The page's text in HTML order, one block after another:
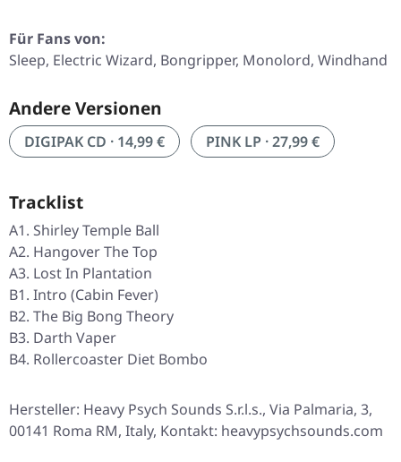
Für Fans von:
Sleep, Electric Wizard, Bongripper, Monolord, Windhand
Andere Versionen
DIGIPAK CD · 14,99 € PINK LP · 27,99 €
Tracklist
A1. Shirley Temple Ball
A2. Hangover The Top
A3. Lost In Plantation
B1. Intro (Cabin Fever)
B2. The Big Bong Theory
B3. Darth Vaper
B4. Rollercoaster Diet Bombo
Hersteller: Heavy Psych Sounds S.r.l.s., Via Palmaria, 3,
00141 Roma RM, Italy, Kontakt: heavypsychsounds.com